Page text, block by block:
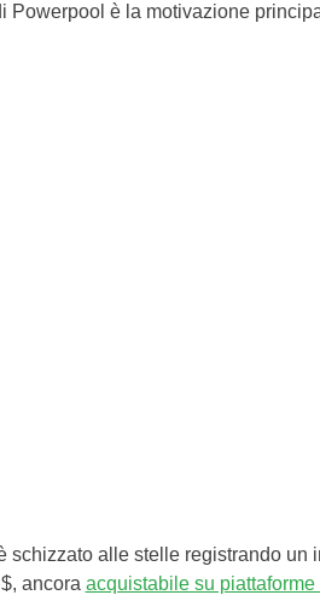
Powerpool è la motivazione
schizzato alle stelle registrando un
ancora acquistabile su piattaforme